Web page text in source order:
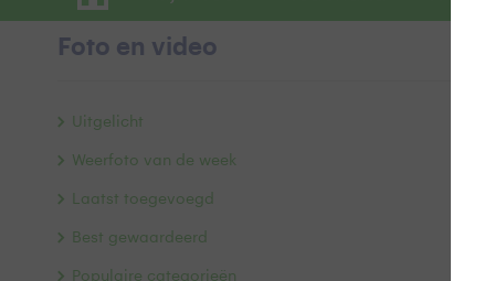
Foto en video
Uitgelicht
Weerfoto van de week
Laatst toegevoegd
Best gewaardeerd
Populaire categorieën